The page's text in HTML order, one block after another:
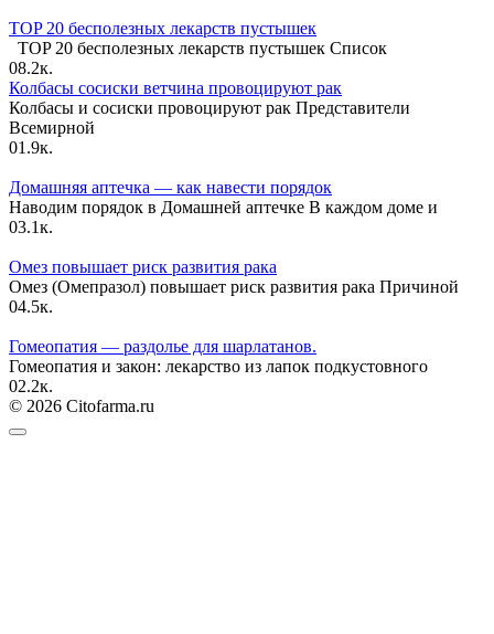
TOP 20 бесполезных лекарств пустышек
TOP 20 бесполезных лекарств пустышек Список
08.2к.
Колбасы сосиски ветчина провоцируют рак
Колбасы и сосиски провоцируют рак Представители
Всемирной
01.9к.
Домашняя аптечка — как навести порядок
Наводим порядок в Домашней аптечке В каждом доме и
03.1к.
Омез повышает риск развития рака
Омез (Омепразол) повышает риск развития рака Причиной
04.5к.
Гомеопатия — раздолье для шарлатанов.
Гомеопатия и закон: лекарство из лапок подкустовного
02.2к.
© 2026 Citofarma.ru